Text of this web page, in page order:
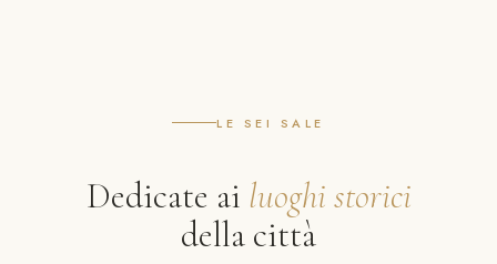
LE SEI SALE
Dedicate ai luoghi storici
della città